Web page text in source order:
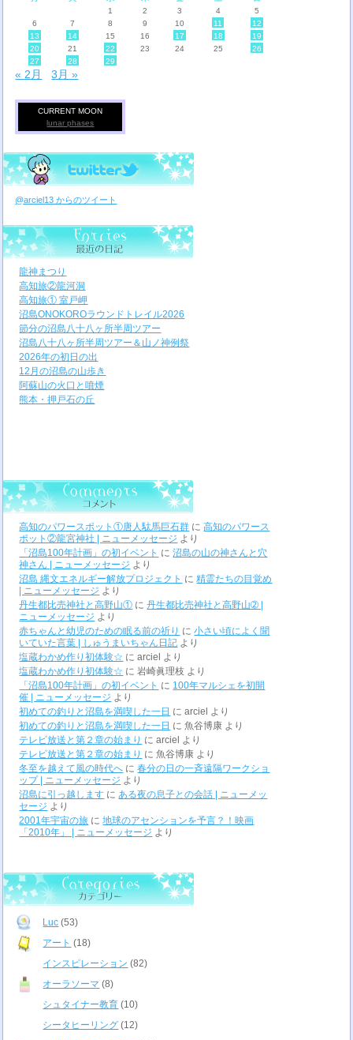
1
2 3 4
5
6
7 8 9 10 11
12
13
14 15 16 17 18
19
20
21 22 23 24 25
26
27
28 29
« 2月 3月 »
CURRENT MOON
lunar phases
@arciel13 からのツイート
龍神まつり
高知旅②龍河洞
高知旅① 室戸岬
沼島ONOKOROラウンドトレイル2026
節分の沼島八十八ヶ所半周ツアー
沼島八十八ヶ所半周ツアー＆山ノ神例祭
2026年の初日の出
12月の沼島の山歩き
阿蘇山の火口と噴煙
熊本・押戸石の丘
高知のパワースポット①唐人駄馬巨石群 に高知のパワース
ポット②龍宮神社 | ニューメッセージ より
「沼島100年計画」の初イベント に沼島の山の神さんと穴
神さん | ニューメッセージ より
沼島 縄文エネルギー解放プロジェクト に精霊たちの目覚め
| ニューメッセージ より
丹生都比売神社と高野山① に丹生都比売神社と高野山➁ |
ニューメッセージ より
赤ちゃんと幼児のための眠る前の祈り に小さい頃によく聞
いていた言葉 | しゅうまいちゃん日記 より
塩蔵わかめ作り初体験☆ にarciel
より
塩蔵わかめ作り初体験☆ に岩崎眞理枝 より
「沼島100年計画」の初イベント に 100年マルシェを初開
催 | ニューメッセージ より
初めての釣りと沼島を満喫した一日 にarciel
より
初めての釣りと沼島を満喫した一日 に魚谷博康 より
テレビ放送と第２章の始まり にarciel
より
テレビ放送と第２章の始まり に魚谷博康 より
冬至を越えて風の時代へ に春分の日の一斉遠隔ワークショ
ップ | ニューメッセージ より
沼島に引っ越します に ある夜の息子との会話 | ニューメッ
セージ より
2001年宇宙の旅 に地球のアセンションを予言？！映画
「2010年」 | ニューメッセージ より
Luc (53)
アート (18)
インスピレーション (82)
オーラソーマ (8)
シュタイナー教育 (10)
シータヒーリング (12)